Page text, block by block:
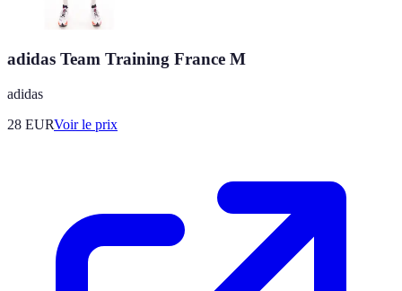
adidas Team Training France M
adidas
28 EURVoir le prix